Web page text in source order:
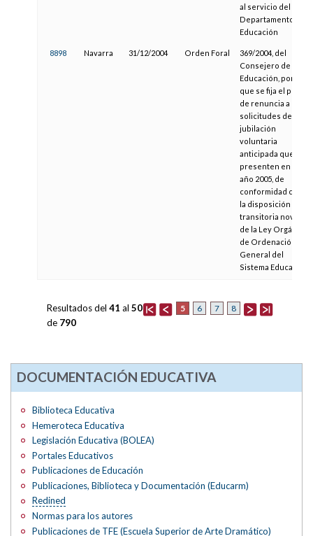
al servicio del
Departamento de
Educación
8898 Navarra 31/12/2004 Orden Foral
369/2004, del
Consejero de
Educación, por la
que se fija el plazo
de renuncia a las
solicitudes de
jubilación
voluntaria
anticipada que se
presenten en el
año 2005, de
conformidad con
la disposición
transitoria novena
de la Ley Orgánica
de Ordenación
General del
Sistema Educativo
5 6 7 8
Resultados del 41 al 50
de 790
DOCUMENTACIÓN EDUCATIVA
Biblioteca Educativa
Hemeroteca Educativa
Legislación Educativa (BOLEA)
Portales Educativos
Publicaciones de Educación
Publicaciones, Biblioteca y Documentación (Educarm)
Redined
Normas para los autores
Publicaciones de TFE(Escuela Superior de Arte Dramático)